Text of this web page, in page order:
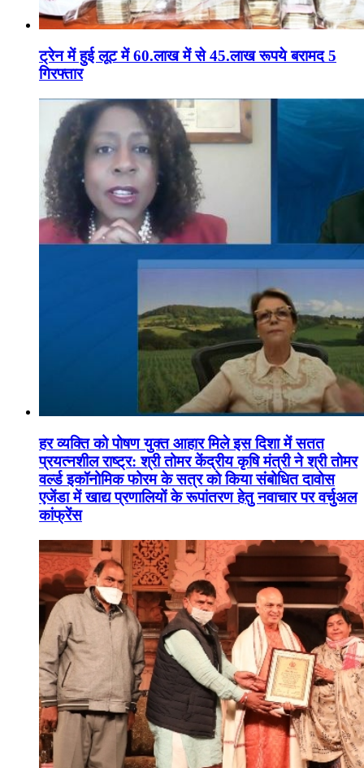
ट्रेन में हुई लूट में 60.लाख में से 45.लाख रूपये बरामद 5
गिरफ्तार
हर व्यक्ति को पोषण युक्त आहार मिले इस दिशा में सतत
प्रयत्नशील राष्ट्र: श्री तोमर केंद्रीय कृषि मंत्री ने श्री तोमर
वर्ल्ड इकॉनोमिक फोरम के सत्र को किया संबोधित दावोस
एजेंडा में खाद्य प्रणालियों के रूपांतरण हेतु नवाचार पर वर्चुअल
कांफ्रेंस